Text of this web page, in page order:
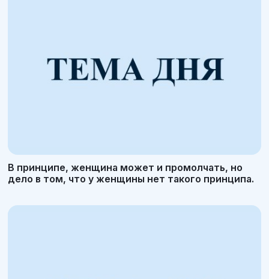
В принципе, женщина может и промолчать, но
дело в том, что у женщины нет такого принципа.